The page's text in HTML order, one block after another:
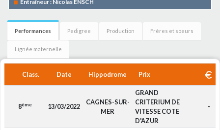
Entraîneur : Nicolas ENSCH
Performances Pedigree Production Frères et soeurs
Lignée maternelle
Class. Date Hippodrome Prix
8ème 13/03/2022
CAGNES-SUR-
MER
GRAND
CRITERIUM DE
VITESSE COTE
D'AZUR
-